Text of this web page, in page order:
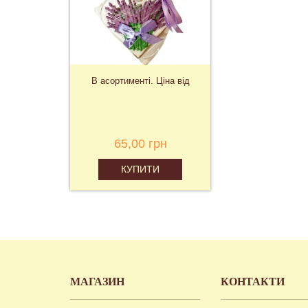
В асортименті. Ціна від
65,00 грн
КУПИТИ
МАГАЗИН КОНТАКТИ